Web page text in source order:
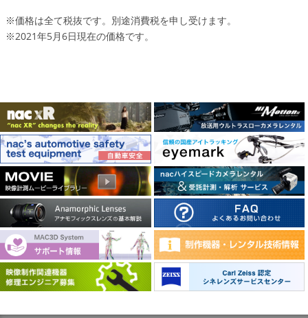
※価格は全て税抜です。別途消費税を申し受けます。
※2021年5月6日現在の価格です。